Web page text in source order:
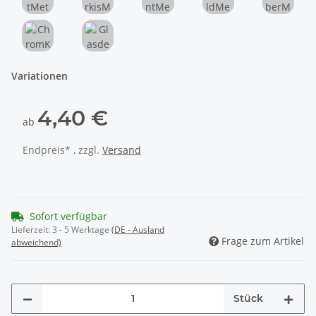
RotMetallic TürkisMetallic
Variationen
ab 4,40 €
Endpreis* , zzgl. Versand
Sofort verfügbar
Lieferzeit:3 - 5 Werktage (DE - Ausland
abweichend)
Frage zum Artikel
Stück